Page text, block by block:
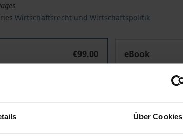
Über Cookies
Wirtschaftsrecht und Wirtschaftspolitik
€99.00
eBook
on the delivery address, VAT may vary at checkout.